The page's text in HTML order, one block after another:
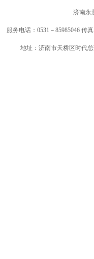
济南永
服务电话：0531－85985046 传
地址：济南市天桥区时代